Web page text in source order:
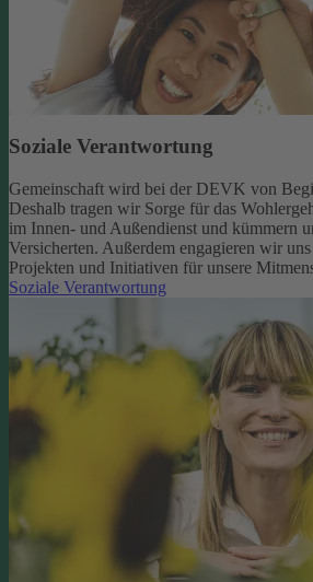
Soziale Verantwortung
Gemeinschaft wird bei der DEVK von
Deshalb tragen wir Sorge für das
im Innen- und Außendienst und kümmern
Versicherten. Außerdem engagieren wir
Projekten und Initiativen für unsere
Soziale Verantwortung